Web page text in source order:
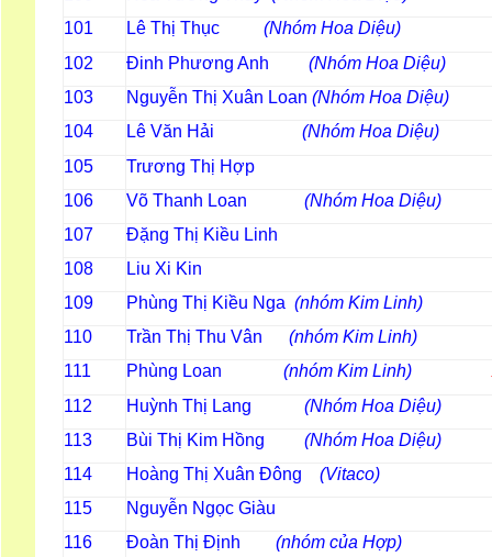
101
Lê Thị Thục (Nhóm Hoa Diệu)
102
Đinh Phương Anh (Nhóm Hoa Diệu)
103
Nguyễn Thị Xuân Loan (Nhóm Hoa Diệu)
104
Lê Văn Hải (Nhóm Hoa
105
Trương Thị Hợp
106
Võ Thanh Loan (Nhóm Hoa Diệu)
107
Đặng Thị Kiều Linh
108
Liu Xi Kin
109
Phùng Thị Kiều Nga (nhóm Kim Linh)
110
Trần Thị Thu Vân (nhóm Kim Linh)
111
Phùng Loan (nhóm Kim Linh)
112 Huỳnh Thị Lang (Nhóm Hoa Diệu)
113
Bùi Thị Kim Hồng (Nhóm Hoa Diệu)
114
Hoàng Thị Xuân Đông (Vitaco)
115
Nguyễn Ngọc Giàu
116
Đoàn Thị Định (nhóm của Hợp)